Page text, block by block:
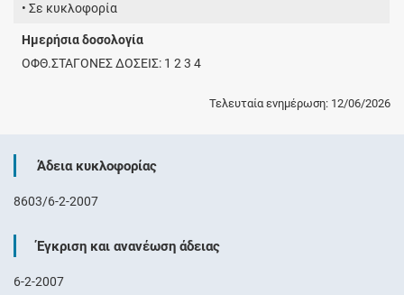
• Σε κυκλοφορία
Ημερήσια δοσολογία
ΟΦΘ.ΣΤΑΓΟΝΕΣ ΔΟΣΕΙΣ: 1 2 3 4
Τελευταία ενημέρωση: 12/06/2026
Άδεια κυκλοφορίας
8603/6-2-2007
Έγκριση και ανανέωση άδειας
6-2-2007